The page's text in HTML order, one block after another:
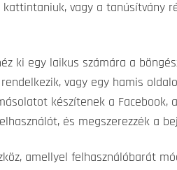
vagy a tanúsítvány
ki egy laikus számára a
vagy egy hamis
készítenek a Facebook,
és megszerezzék a
amellyel felhasználóbarát